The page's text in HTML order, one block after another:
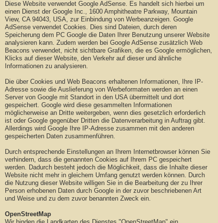
Diese Website verwendet Google AdSense. Es handelt sich hierbei um
einen Dienst der Google Inc., 1600 Amphitheatre Parkway, Mountain
View, CA 94043, USA, zur Einbindung von Werbeanzeigen. Google
AdSense verwendet Cookies. Dies sind Dateien, durch deren
Speicherung dem PC Google die Daten Ihrer Benutzung unserer Website
analysieren kann. Zudem werden bei Google AdSense zusätzlich Web
Beacons verwendet, nicht sichtbare Grafiken, die es Google ermöglichen,
Klicks auf dieser Website, den Verkehr auf dieser und ähnliche
Informationen zu analysieren.
Die über Cookies und Web Beacons erhaltenen Informationen, Ihre IP-
Adresse sowie die Auslieferung von Werbeformaten werden an einen
Server von Google mit Standort in den USA übermittelt und dort
gespeichert. Google wird diese gesammelten Informationen
möglicherweise an Dritte weitergeben, wenn dies gesetzlich erforderlich
ist oder Google gegenüber Dritten die Datenverarbeitung in Auftrag gibt.
Allerdings wird Google Ihre IP-Adresse zusammen mit den anderen
gespeicherten Daten zusammenführen.
Durch entsprechende Einstellungen an Ihrem Internetbrowser können Sie
verhindern, dass die genannten Cookies auf Ihrem PC gespeichert
werden. Dadurch besteht jedoch die Möglichkeit, dass die Inhalte dieser
Website nicht mehr in gleichem Umfang genutzt werden können. Durch
die Nutzung dieser Website willigen Sie in die Bearbeitung der zu Ihrer
Person erhobenen Daten durch Google in der zuvor beschriebenen Art
und Weise und zu dem zuvor benannten Zweck ein.
OpenStreetMap